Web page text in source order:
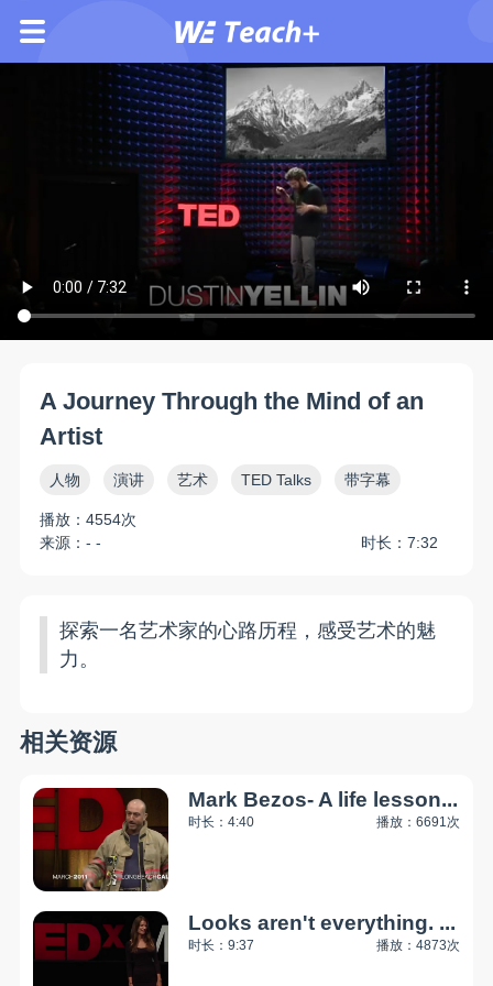
A Journey Through the Mind of an
Artist
人物 演讲 艺术 TED Talks 带字幕
播放：4554次
来源：- -
时长：7:32
探索一名艺术家的心路历程，感受艺术的魅
力。
相关资源
Mark Bezos- A life lesson...
时长：4:40 播放：6691次
Looks aren't everything. ...
时长：9:37 播放：4873次